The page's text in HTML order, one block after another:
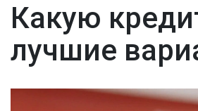
Какую
лучшие